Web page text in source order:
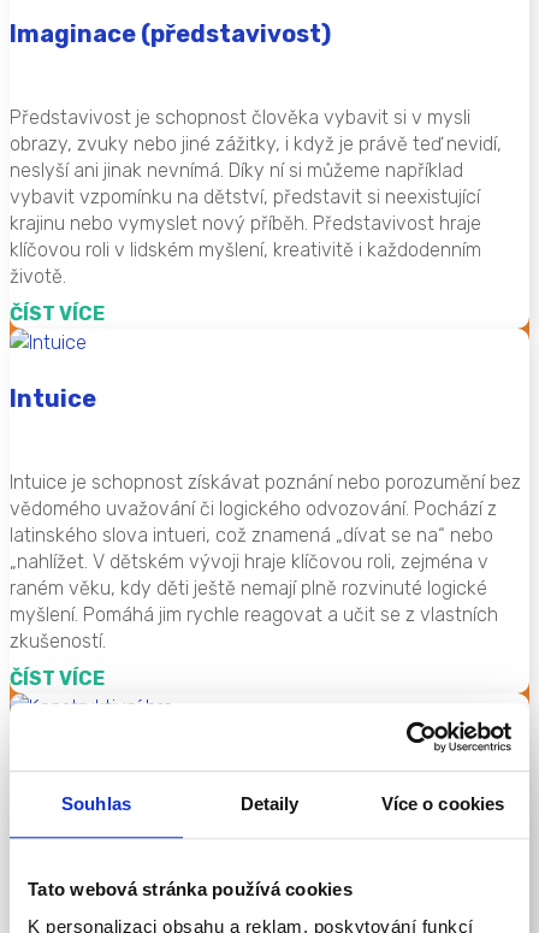
Souhlas Detaily Více o cookies
Tato webová stránka používá cookies
K personalizaci obsahu a reklam, poskytování funkcí
Imaginace (představivost)
Představivost je schopnost člověka vybavit si v mysli
obrazy, zvuky nebo jiné zážitky, i když je právě teď nevidí,
neslyší ani jinak nevnímá. Díky ní si můžeme například
vybavit vzpomínku na dětství, představit si neexistující
krajinu nebo vymyslet nový příběh. Představivost hraje
klíčovou roli v lidském myšlení, kreativitě i každodenním
životě.
ČÍST VÍCE
Intuice
Intuice je schopnost získávat poznání nebo porozumění bez
vědomého uvažování či logického odvozování. Pochází z
latinského slova intueri, což znamená „dívat se na“ nebo
„nahlížet. V dětském vývoji hraje klíčovou roli, zejména v
raném věku, kdy děti ještě nemají plně rozvinuté logické
myšlení. Pomáhá jim rychle reagovat a učit se z vlastních
zkušeností.
ČÍST VÍCE
Konstruktivní hra
Konstruktivní hra je typ dětské činnosti, při níž děti vytvářejí
jsou stavebnice, kostky, písek či přírodní materiály. Tato
forma hry se objevuje přibližně kolem druhého roku života